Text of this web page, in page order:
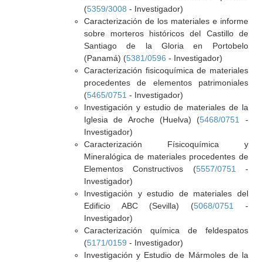
(5359/3008 - Investigador)
Caracterización de los materiales e informe
sobre morteros históricos del Castillo de
Santiago de la Gloria en Portobelo
(Panamá) (5381/0596 - Investigador)
Caracterización fisicoquímica de materiales
procedentes de elementos patrimoniales
(5465/0751 - Investigador)
Investigación y estudio de materiales de la
Iglesia de Aroche (Huelva) (5468/0751
-
Investigador)
Caracterización Físicoquímica y
Mineralógica de materiales procedentes de
Elementos Constructivos (5557/0751
-
Investigador)
Investigación y estudio de materiales del
Edificio ABC (Sevilla) (5068/0751
-
Investigador)
Caracterización química de feldespatos
(5171/0159 - Investigador)
Investigación y Estudio de Mármoles de la